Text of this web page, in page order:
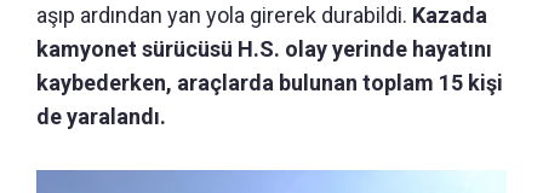
aşıp ardından yan yola girerek durabildi. Kazada
kamyonet sürücüsü H.S. olay yerinde hayatını
kaybederken, araçlarda bulunan toplam 15 kişi
de yaralandı.